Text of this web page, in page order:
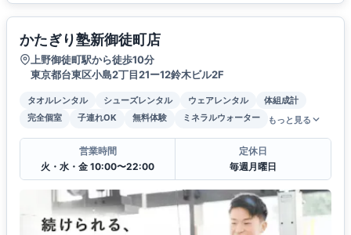
かたぎり塾新御徒町店
上野御徒町駅から徒歩10分
東京都台東区小島2丁目21ー12鈴木ビル2F
タオルレンタル シューズレンタル ウェアレンタル
体組成計
完全個室
子連れOK 無料体験 ミネラルウォーター もっと見る
営業時間
火・水・金 10:00〜22:00
定休日
毎週月曜日